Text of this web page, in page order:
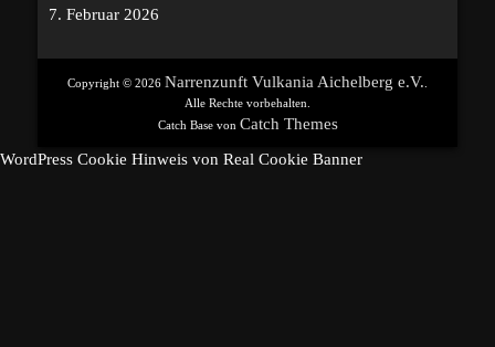
7. Februar 2026
Copyright © 2026 Narrenzunft Vulkania Aichelberg e.V.
Alle Rechte vorbehalten.
Catch Base von Catch Themes
WordPress Cookie Hinweis von Real Cookie Banner